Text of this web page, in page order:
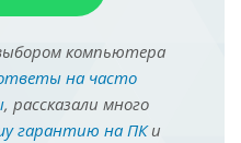
компьютера
на часто
, рассказали много
гарантию на ПКи